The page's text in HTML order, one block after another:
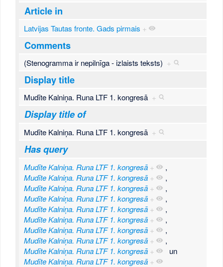
Article in
Latvijas Tautas fronte. Gads pirmais +
Comments
(Stenogramma ir nepilnīga - izlaists teksts) +
Display title
Mudīte Kalniņa. Runa LTF 1. kongresā +
Display title of
Mudīte Kalniņa. Runa LTF 1. kongresā +
Has query
Mudīte Kalniņa. Runa LTF 1. kongresā +
,
Mudīte Kalniņa. Runa LTF 1. kongresā +
,
Mudīte Kalniņa. Runa LTF 1. kongresā +
,
Mudīte Kalniņa. Runa LTF 1. kongresā +
,
Mudīte Kalniņa. Runa LTF 1. kongresā +
,
Mudīte Kalniņa. Runa LTF 1. kongresā +
,
Mudīte Kalniņa. Runa LTF 1. kongresā +
,
Mudīte Kalniņa. Runa LTF 1. kongresā +
,
Mudīte Kalniņa. Runa LTF 1. kongresā +
un
Mudīte Kalniņa. Runa LTF 1. kongresā +